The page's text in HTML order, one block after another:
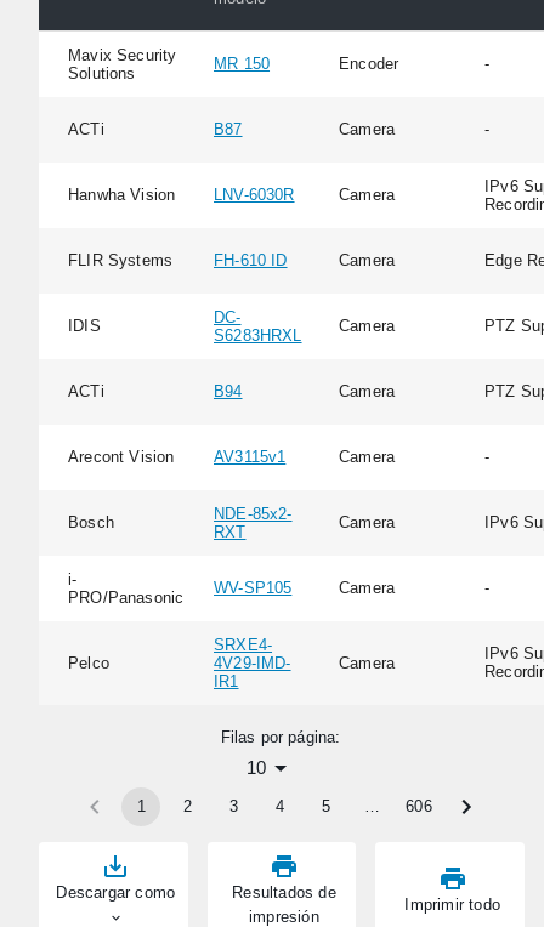
Descargar como
Resultados de
impresión
Imprimir todo
Mavix Security
Solutions
MR 150 Encoder -
ACTi B87 Camera -
Hanwha Vision LNV-6030R Camera
IPv6
FLIR Systems FH-610 ID Camera Edge
IDIS
DC-
S6283HRXL
Camera PTZ
ACTi B94 Camera PTZ
Arecont Vision AV3115v1 Camera -
Bosch
NDE-85x2-
RXT
Camera IPv6
i-
PRO/Panasonic
WV-SP105 Camera -
Pelco
SRXE4-
4V29-IMD-
IR1
Camera
IPv6
Filas por página:
10
1 2 3 4 5 … 606